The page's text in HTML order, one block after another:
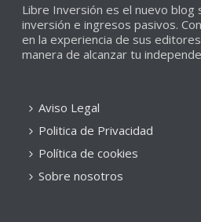
Libre Inversión es el nuevo blog
inversión e ingresos pasivos.
en la experiencia de sus
manera de alcanzar tu
Aviso Legal
Politica de Privacidad
Política de cookies
Sobre nosotros